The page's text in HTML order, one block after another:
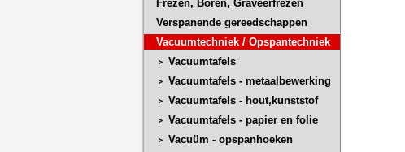
Frezen, Boren, Graveerfrezen
Verspanende gereedschappen
Vacuumtechniek / Opspantechniek
Vacuumtafels
Vacuumtafels - metaalbewerking
Vacuumtafels - hout,kunststof
Vacuumtafels - papier en folie
Vacuüm - opspanhoeken